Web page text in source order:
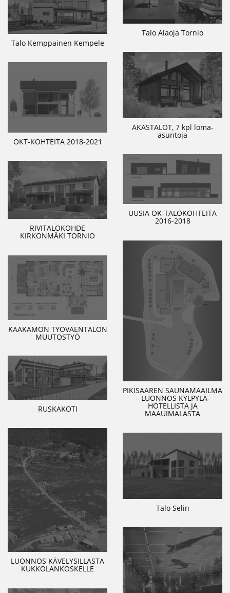
Talo Alaoja Tornio
Talo Kemppainen Kempele
ÄKÄSTALOT, 7 kpl loma-
asuntoja
OKT-KOHTEITA 2018-2021
UUSIA OK-TALOKOHTEITA
2016-2018
RIVITALOKOHDE
KIRKONMÄKI TORNIO
PIKISAAREN SAUNAMAAILMA
– LUONNOS KYLPYLÄ-
HOTELLISTA JA
MAAUIMALASTA
KAAKAMON TYÖVÄENTALON
MUUTOSTYÖ
RUSKAKOTI
LUONNOS KÄVELYSILLASTA
KUKKOLANKOSKELLE
Talo Selin